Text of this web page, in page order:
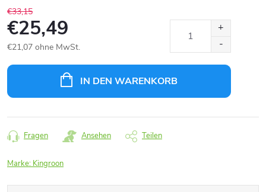
€33,15
€25,49
€21,07 ohne MwSt.
IN DEN WARENKORB
Fragen Ansehen Teilen
Marke: Kingroon